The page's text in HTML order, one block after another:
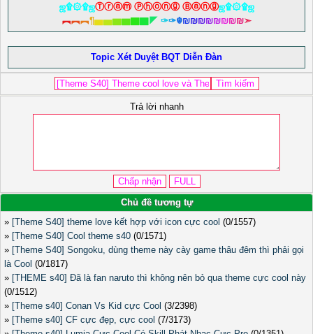
ஜ۩۞۩ஜⓉⓡⓐⓜ Ⓟⓗⓞⓝⓖ Ⓑⓐⓝⓖஜ۩۞۩ஜ
︻︻︻¶▅▅▆▆▇▇◤ ✑✑☬₪₪₪₪₪₪₪₪➣
Topic Xét Duyệt BQT Diễn Đàn
Trả lời nhanh
Chủ đề tương tự
» [Theme S40] theme love kết hợp với icon cực cool (0/1557)
» [Theme S40] Cool theme s40 (0/1571)
» [Theme S40] Songoku, dùng theme này cày game thâu đêm thì phải gọi
là Cool (0/1817)
» [THEME s40] Đã là fan naruto thì không nên bỏ qua theme cực cool này
(0/1512)
» [Theme s40] Conan Vs Kid cực Cool (3/2398)
» [Theme s40] CF cực đẹp, cực cool (7/3173)